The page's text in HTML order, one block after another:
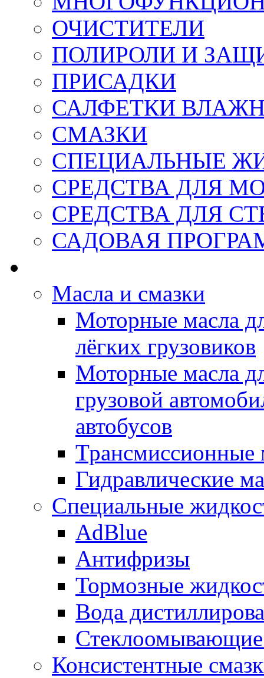
ОЧИСТИТЕЛИ
ПОЛИРОЛИ И
ПРИСАДКИ
САЛФЕТКИ
СМАЗКИ
СПЕЦИАЛЬНЫЕ
СРЕДСТВА ДЛЯ
СРЕДСТВА ДЛЯ
САДОВАЯ
Масла и смазки
Моторные масла
лёгких грузовиков
Моторные масла
грузовой
автобусов
Трансмиссионные
Гидравлические
Специальные
AdBlue
Антифризы
Тормозные
Вода
Консистентные